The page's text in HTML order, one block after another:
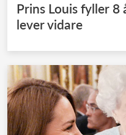
Prins Louis fyller 8
lever vidare